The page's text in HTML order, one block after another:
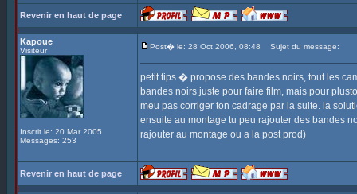
Revenir en haut de page
Kapoue
Visiteur
Inscrit le: 20 Mar 2005
Messages: 253
Post� le: 28 Oct 2006, 08:48 Sujet du message:
petit tips � propose des bandes noirs, tout les
bandes noirs juste pour faire film, mais pour
meu pas corriger ton cadrage par la suite. la
ensuite au montage tu peu rajouter des bandes
rajouter au montage ou a la post prod)
Revenir en haut de page